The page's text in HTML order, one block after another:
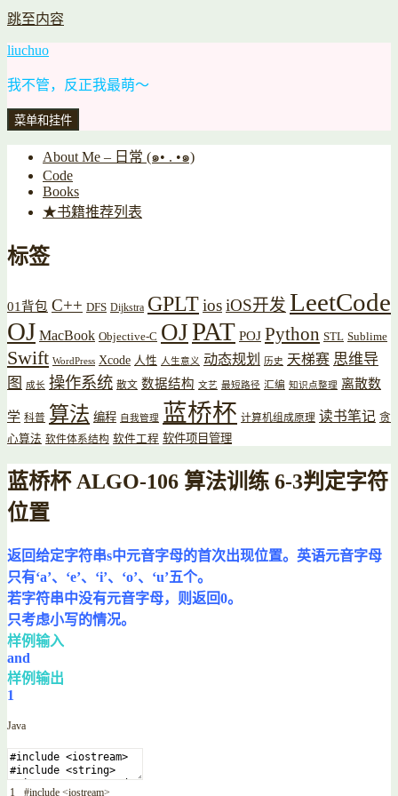
跳至内容
liuchuo
我不管，反正我最萌～
菜单和挂件
About Me – 日常 (๑• . •๑)
Code
Books
★书籍推荐列表
标签
01背包 C++ DFS Dijkstra GPLTiosiOS开发 LeetCode
OJ MacBook Objective-C OJPAT POJ Python STL Sublime
Swift WordPress Xcode 人性 人生意义 动态规划 历史 天梯赛 思维导
图
成长 操作系统 散文 数据结构 文艺 最短路径 汇编 知识点整理 离散数
学 科普 算法 编程 自我管理 蓝桥杯 计算机组成原理 读书笔记 贪
心算法 软件体系结构 软件工程 软件项目管理
蓝桥杯 ALGO-106 算法训练 6-3判定字符
位置
返回给定字符串s中元音字母的首次出现位置。英语元音字母
只有‘a’、‘e’、‘i’、‘o’、‘u’五个。
若字符串中没有元音字母，则返回0。
只考虑小写的情况。
样例输入
and
样例输出
1
Java
1 #include <iostream>